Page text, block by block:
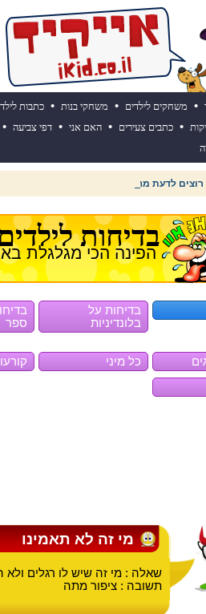
• משחקים לילדים • משחקי בנות • כתבות
• כתבים צעירים • האם אני • דפי צביעה •
רוצים לדעת מהי תחזית מזג האוויר השבוע?
בדיחות
הפינה הכי מגלגלת
בדיחות על
בלונדיניות
ספר
כל מיני
מי זה לא תאמינו
שאלה : מי זה שיש לו רגלים ולא
תשובה : ציפור מתה